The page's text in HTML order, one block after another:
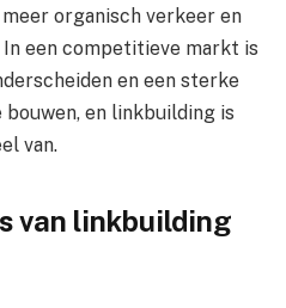
organisch verkeer en
een competitieve markt is
en een sterke
en linkbuilding is
van.
van linkbuilding